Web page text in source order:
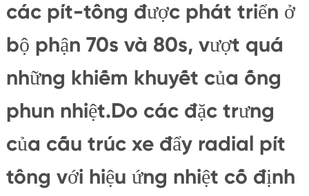
các pít-tông được phát triển ở
bộ phận 70s và 80s, vượt quá
những khiếm khuyết của ống
phun nhiệt.Do các đặc trưng
của cấu trúc xe đẩy radial pít
tông với hiệu ứng nhiệt cố định